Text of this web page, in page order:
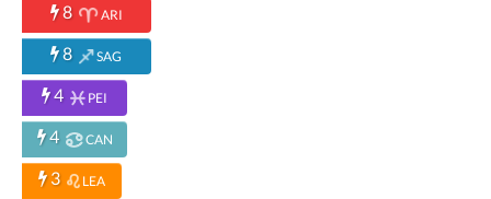
8 ARI
8 SAG
4 PEI
4 CAN
3 LEA